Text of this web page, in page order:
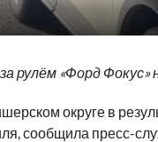
рулём «Форд Фокус»
округе в
сообщила пресс-